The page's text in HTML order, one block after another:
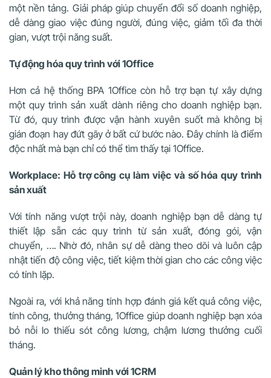
một nền tảng. Giải pháp giúp chuyển đổi số doanh nghiệp,
dễ dàng giao việc đúng người, đúng việc, giảm tối đa thời
gian, vượt trội năng suất.
Tự động hóa quy trình với 1Office
Hơn cả hệ thống BPA 1Office còn hỗ trợ bạn tự xây dựng
một quy trình sản xuất dành riêng cho doanh nghiệp bạn.
Từ đó, quy trình được vận hành xuyên suốt mà không bị
gián đoạn hay đứt gãy ở bất cứ bước nào. Đây chính là điểm
độc nhất mà bạn chỉ có thể tìm thấy tại 1Office.
Workplace: Hỗ trợ công cụ làm việc và số hóa quy trình
sản xuất
Với tính năng vượt trội này, doanh nghiệp bạn dễ dàng tự
thiết lập sẵn các quy trình từ sản xuất, đóng gói, vận
chuyển, …. Nhờ đó, nhân sự dễ dàng theo dõi và luôn cập
nhật tiến độ công việc, tiết kiệm thời gian cho các công việc
có tính lặp.
Ngoài ra, với khả năng tính hợp đánh giá kết quả công việc,
tính công, thưởng tháng, 1Office giúp doanh nghiệp bạn xóa
bỏ nỗi lo thiếu sót công lương, chậm lương thưởng cuối
tháng.
Quản lý kho thông minh với 1CRM